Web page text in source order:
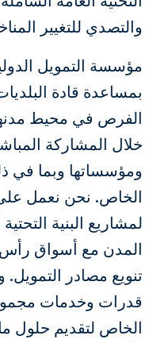
والتصدي للتغيير
مؤسسة التمويل
بمساعدة قادة
الفرص في محيط
خلال المشاركة
ومؤسساتها وبما في
الخاص. نحن نعمل
لمشاريع البنية
المدن مع أسواق
تنويع مصادر
قدرات وخدمات
الخاص لتقديم حلول